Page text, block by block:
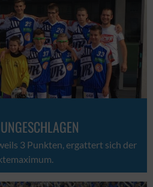
3 Punkten, ergattert sich der